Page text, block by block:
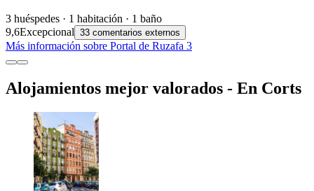
3 huéspedes · 1 habitación · 1 baño
9,6Excepcional 33 comentarios externos
Más información sobre Portal de Ruzafa 3
Alojamientos mejor valorados - En Corts